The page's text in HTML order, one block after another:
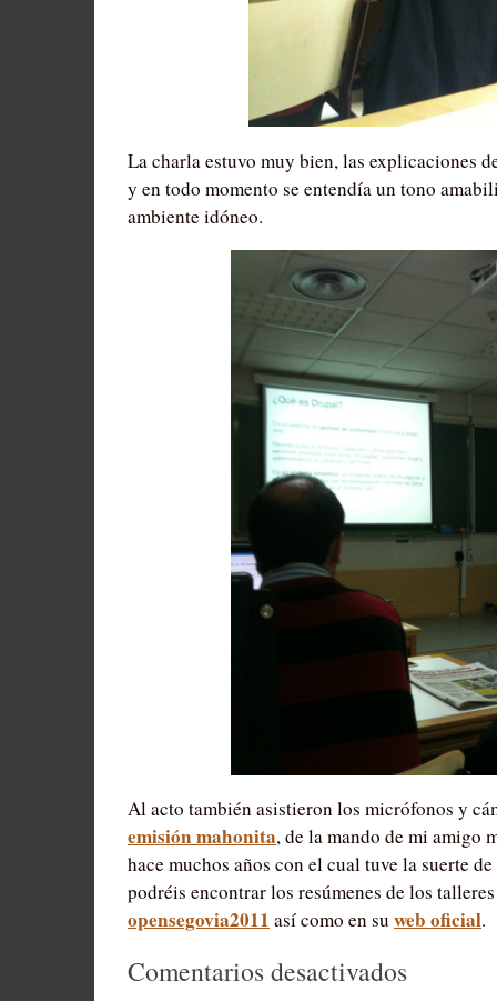
La charla estuvo muy bien, las explicaciones
y en todo momento se entendía un tono
ambiente idóneo.
Al acto también asistieron los micrófonos y
emisión mahonita, de la mando de mi amigo
hace muchos años con el cual tuve la suerte
podréis encontrar los resúmenes de los
opensegovia2011 así como en su web oficial.
Comentarios desactivados